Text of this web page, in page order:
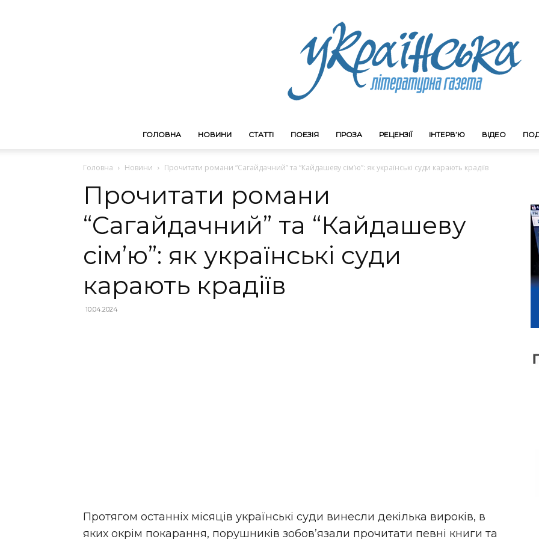
ГОЛОВНА НОВИНИ СТАТТІ ПОЕЗІЯ ПРОЗА РЕЦЕНЗІЇ ІНТЕРВ’Ю ВІДЕО
Головна Новини Прочитати романи “Сагайдачний” та “Кайдашеву сім’ю”: як українські суди карають крадіїв
Прочитати романи
“Сагайдачний” та “Кайдашеву
сім’ю”: як українські суди
карають крадіїв
10.04.2024
Протягом останніх місяців українські суди винесли декілька вироків, в
яких окрім покарання, порушників зобов’язали прочитати певні книги та